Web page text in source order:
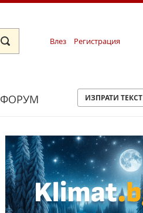
Влез Регистрация
ФОРУМ ИЗПРАТИ ТЕКСТ